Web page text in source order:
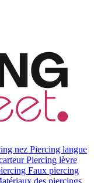
nez Piercing langue
Piercing lèvre
Faux piercing
des piercings